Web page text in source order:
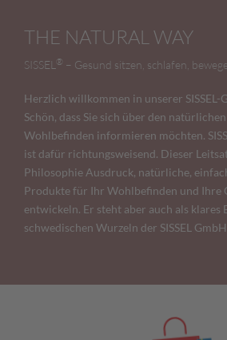
THE NATURAL WAY
SISSEL ® – Gesund sitzen, schlafen,
Herzlich willkommen in unserer SISSEL-
Schön, dass Sie sich über den
Wohlbefinden informieren möchten.
ist dafür richtungsweisend. Dieser
Philosophie Ausdruck, natürliche,
Produkte für Ihr Wohlbefinden und Ihre
entwickeln. Er steht aber auch als klares
schwedischen Wurzeln der SISSEL